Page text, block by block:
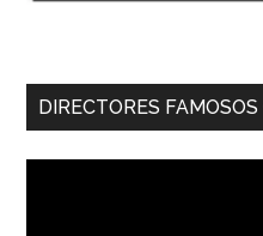
DIRECTORES